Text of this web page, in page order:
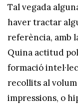
Tal vegada
haver tractar
referència, amb
Quina actitud
formació
recollits al
impressions, o